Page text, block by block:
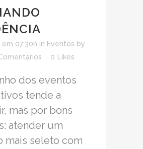
07:30h in Eventos by
0 Likes
dos eventos
tende a
mas por bons
atender um
mais seleto com